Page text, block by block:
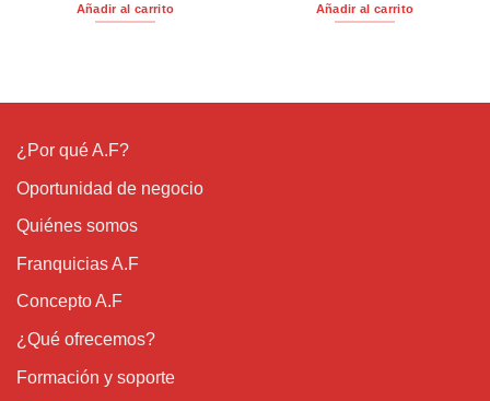
original
Añadir al carrito Añadir al carrito
¿Por qué A.F?
Oportunidad de negocio
Quiénes somos
Franquicias A.F
Concepto A.F
¿Qué ofrecemos?
Formación y soporte